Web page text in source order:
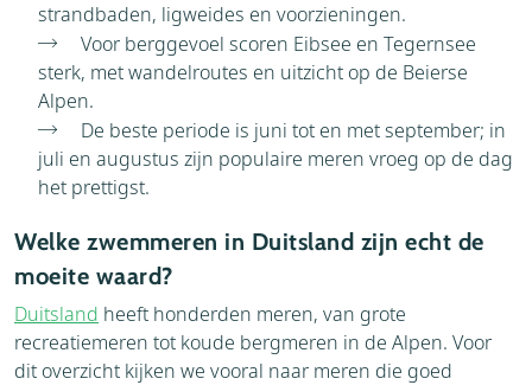
strandbaden, ligweides en voorzieningen.
Voor berggevoel scoren Eibsee en Tegernsee
sterk, met wandelroutes en uitzicht op de Beierse
Alpen.
De beste periode is juni tot en met september; in
juli en augustus zijn populaire meren vroeg op de dag
het prettigst.
Welke zwemmeren in Duitsland zijn echt de
moeite waard?
Duitsland heeft honderden meren, van grote
recreatiemeren tot koude bergmeren in de Alpen. Voor
dit overzicht kijken we vooral naar meren die goed